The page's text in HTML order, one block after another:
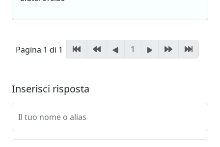
Pagina 1 di 1 1
Inserisci risposta
Il tuo nome o alias